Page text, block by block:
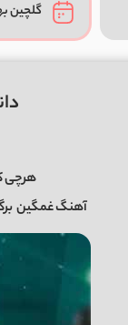
گلچین
هرچی
آهنگ غمگین